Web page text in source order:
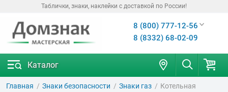
Таблички, знаки, наклейки с доставкой по России!
8 (800) 777-12-56
8 (8332) 68-02-09
Каталог
Главная Знаки безопасности Знаки газ Котельная